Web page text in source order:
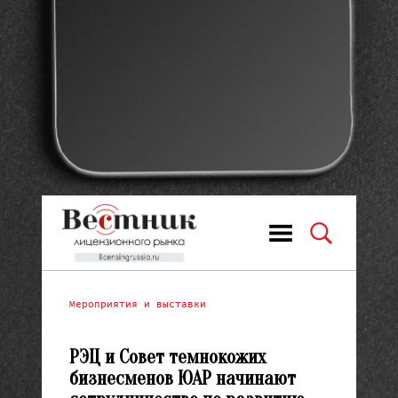
Мероприятия и выставки
РЭЦ и Совет темнокожих
бизнесменов ЮАР начинают